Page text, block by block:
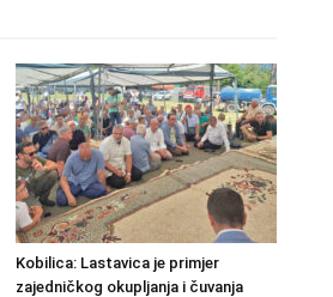
Kobilica: Lastavica je primjer
zajedničkog okupljanja i čuvanja